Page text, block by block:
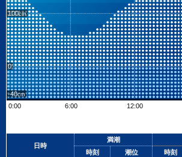
100
0
-40
0:00
6:00 12:00
+
日時
満潮
時刻
潮位 時刻